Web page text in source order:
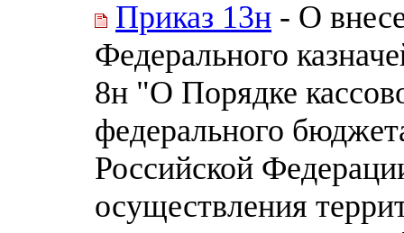
Приказ 13н - О
Федерального
8н "О Порядке
федерального
Российской
осуществления